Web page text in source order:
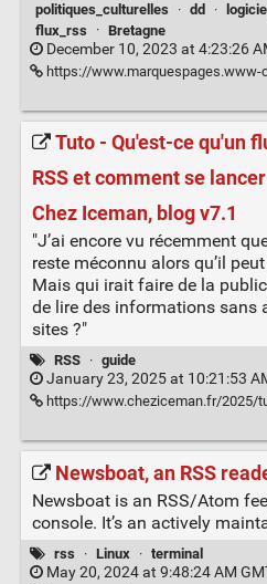
politiques_culturelles
· dd ·
flux_rss
· Bretagne
December 10, 2023 at 4:23:26
https://www.marquespages.www-
Tuto - Qu'est-ce qu'un
RSS et comment se
Chez Iceman, blog v7.1
"J’ai encore vu récemment
reste méconnu alors qu’il
Mais qui irait faire de la
de lire des informations sans
sites ?"
RSS · guide
January 23, 2025 at 10:21:53
https://www.cheziceman.fr/2025/
Newsboat, an RSS
Newsboat is an RSS/Atom
console. It’s an actively
rss · Linux · terminal
May 20, 2024 at 9:48:24 AM